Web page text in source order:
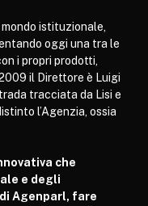
istituzionale,
oggi una tra le
i propri prodotti,
il Direttore è Luigi
tracciata da Lisi e
l’Agenzia, ossia
che
e degli
Agenparl, fare